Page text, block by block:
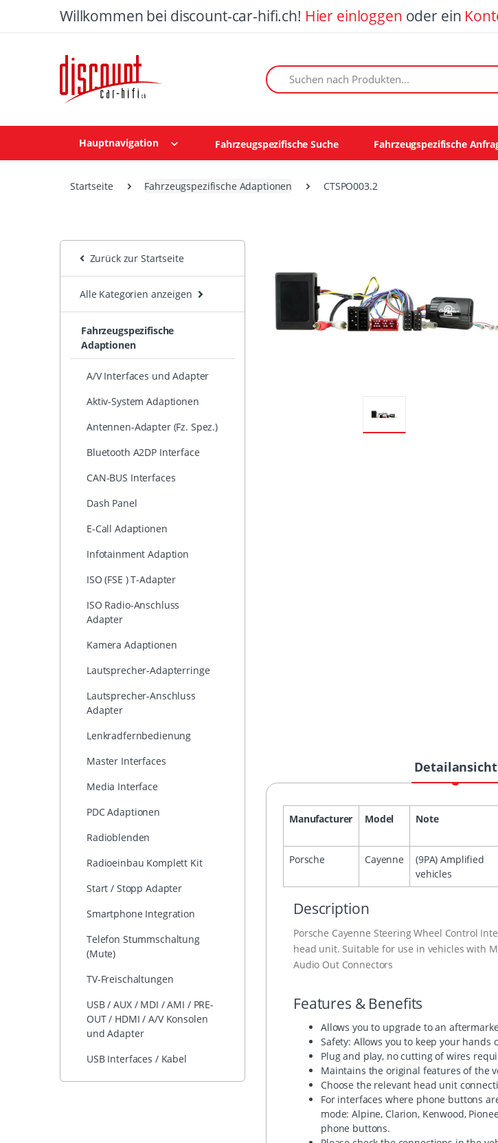
Willkommen bei discount-car-hifi.ch! Hier einloggen oder ein
Suchen nach Produkten:
Hauptnavigation Fahrzeugspezifische Suche Fahrzeugspezifische
Startseite Fahrzeugspezifische Adaptionen CTSPO003.2
Zurück zur Startseite
Alle Kategorien anzeigen
Fahrzeugspezifische
Adaptionen
A/V Interfaces und Adapter
Aktiv-System Adaptionen
Antennen-Adapter (Fz. Spez.)
Bluetooth A2DP Interface
CAN-BUS Interfaces
Dash Panel
E-Call Adaptionen
Infotainment Adaption
ISO (FSE ) T-Adapter
ISO Radio-Anschluss
Adapter
Kamera Adaptionen
Lautsprecher-Adapterringe
Lautsprecher-Anschluss
Adapter
Lenkradfernbedienung
Master Interfaces
Media Interface
PDC Adaptionen
Radioblenden
Radioeinbau Komplett Kit
Start / Stopp Adapter
Smartphone Integration
Telefon Stummschaltung
(Mute)
TV-Freischaltungen
USB / AUX / MDI / AMI / PRE-
OUT / HDMI / A/V Konsolen
und Adapter
USB Interfaces / Kabel
Detailansicht
Manufacturer Model Note
Porsche Cayenne
(9PA) Amplified
vehicles
Description
Porsche Cayenne Steering Wheel Control
head unit. Suitable for use in vehicles with
Audio Out Connectors
Features & Benefits
Allows you to upgrade to an
Safety: Allows you to keep your
Plug and play, no cutting of wires
Maintains the original features of the
Choose the relevant head unit
For interfaces where phone buttons
mode: Alpine, Clarion, Kenwood,
phone buttons.